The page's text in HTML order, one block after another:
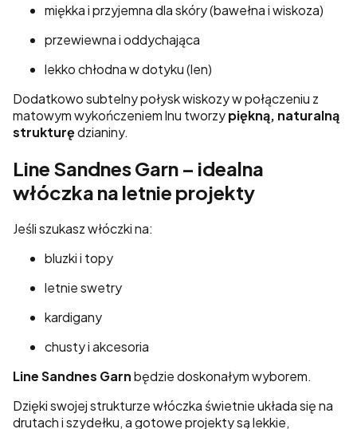
miękka i przyjemna dla skóry (bawełna i wiskoza)
przewiewna i oddychająca
lekko chłodna w dotyku (len)
Dodatkowo subtelny połysk wiskozy w połączeniu z
matowym wykończeniem lnu tworzypiękną, naturalną
strukturędzianiny.
Line Sandnes Garn – idealna
włóczka na letnie projekty
Jeśli szukasz włóczki na:
bluzki i topy
letnie swetry
kardigany
chusty i akcesoria
Line Sandnes Garnbędzie doskonałym wyborem.
Dzięki swojej strukturze włóczka świetnie układa się na
drutach i szydełku, a gotowe projekty są lekkie,